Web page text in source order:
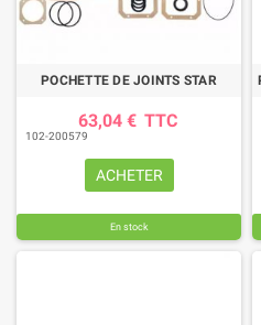
POCHETTE DE JOINTS STAR
63,04 € TTC
102-200579
ACHETER
En stock